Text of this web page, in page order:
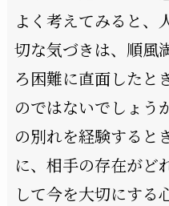
よく考えてみると、
切な気づきは、順風
ろ困難に直面したと
のではないでしょう
の別れを経験すると
に、相手の存在がど
して今を大切にする